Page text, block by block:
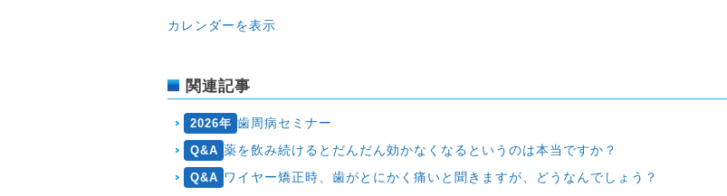
5
日
カレンダーを表示
関連記事
2026年 歯周病セミナー
Q&A 薬を飲み続けるとだんだん効かなくなるというのは本当ですか？
Q&A ワイヤー矯正時、歯がとにかく痛いと聞きますが、どうなんでしょう？